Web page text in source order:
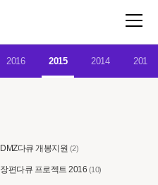
2016 2015 2014 2013
DMZ다큐 개봉지원 (2)
장편다큐 프로젝트 2016 (10)